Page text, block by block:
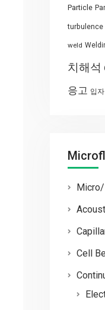
Particle
turbulence
weld
치해석
응고 입자
Cell